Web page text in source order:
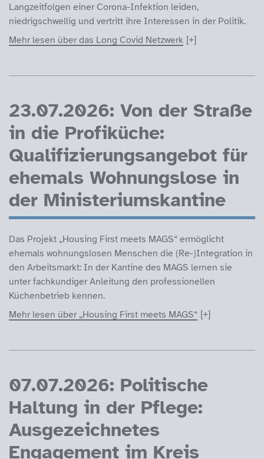
Langzeitfolgen einer Corona-Infektion leiden,
niedrigschwellig und vertritt ihre Interessen in der Politik.
Mehr lesen über das Long Covid Netzwerk
23.07.2026: Von der Straße
in die Profiküche:
Qualifizierungsangebot für
ehemals Wohnungslose in
der Ministeriumskantine
Das Projekt „Housing First meets MAGS“ ermöglicht
ehemals wohnungslosen Menschen die (Re-)Integration in
den Arbeitsmarkt: In der Kantine des MAGS lernen sie
unter fachkundiger Anleitung den professionellen
Küchenbetrieb kennen.
Mehr lesen über „Housing First meets MAGS“
07.07.2026: Politische
Haltung in der Pflege:
Ausgezeichnetes
Engagement im Kreis